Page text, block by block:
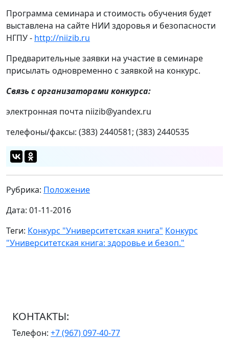
Программа семинара и стоимость обучения будет
выставлена на сайте НИИ здоровья и безопасности
НГПУ - http://niizib.ru
Предварительные заявки на участие в семинаре
присылать одновременно с заявкой на конкурс.
Связь с организаторами конкурса:
электронная почта niizib@yandex.ru
телефоны/факсы: (383) 2440581; (383) 2440535
Рубрика: Положение
Дата: 01-11-2016
Теги: Конкурс "Университетская книга" Конкурс
"Университетская книга: здоровье и безоп."
КОНТАКТЫ:
Телефон: +7 (967) 097-40-77